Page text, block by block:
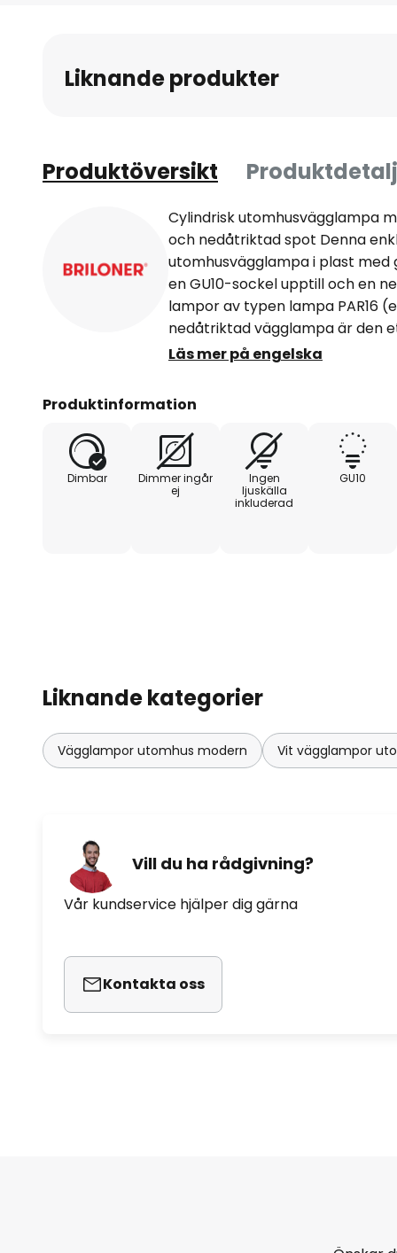
bildgalleriet
Liknande produkter
Produktöversikt
Cylindrisk utomhusvägglampa
och nedåtriktad spot Denna
utomhusvägglampa i plast
en GU10-sockel upptill och en
lampor av typen lampa PAR16
nedåtriktad vägglampa är den
fasader och entréer.
Läs mer på engelska
Produktinformation
Dimbar
Dimmer ingår
ej
Ingen
ljuskälla
inkluderad
GU10
Liknande kategorier
Vägglampor utomhus modern Vit vägglampor
Vill du ha rådgivning?
Vår kundservice hjälper dig gärna
Kontakta oss